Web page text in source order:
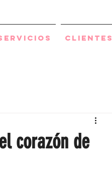
Clientes
corazón de